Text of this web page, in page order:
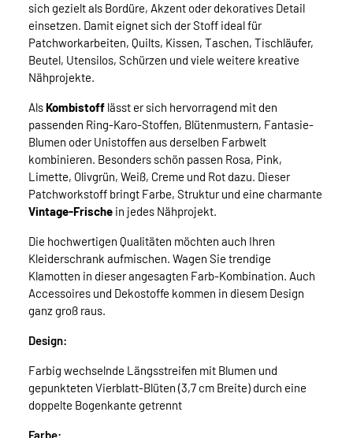
sich gezielt als Bordüre, Akzent oder dekoratives Detail
einsetzen. Damit eignet sich der Stoff ideal für
Patchworkarbeiten, Quilts, Kissen, Taschen, Tischläufer,
Beutel, Utensilos, Schürzen und viele weitere kreative
Nähprojekte.
Als Kombistoff lässt er sich hervorragend mit den
passenden Ring-Karo-Stoffen, Blütenmustern, Fantasie-
Blumen oder Unistoffen aus derselben Farbwelt
kombinieren. Besonders schön passen Rosa, Pink,
Limette, Olivgrün, Weiß, Creme und Rot dazu. Dieser
Patchworkstoff bringt Farbe, Struktur und eine charmante
Vintage-Frische in jedes Nähprojekt.
Die hochwertigen Qualitäten möchten auch Ihren
Kleiderschrank aufmischen. Wagen Sie trendige
Klamotten in dieser angesagten Farb-Kombination. Auch
Accessoires und Dekostoffe kommen in diesem Design
ganz groß raus.
Design:
Farbig wechselnde Längsstreifen mit Blumen und
gepunkteten Vierblatt-Blüten (3,7 cm Breite) durch eine
doppelte Bogenkante getrennt
Farbe: